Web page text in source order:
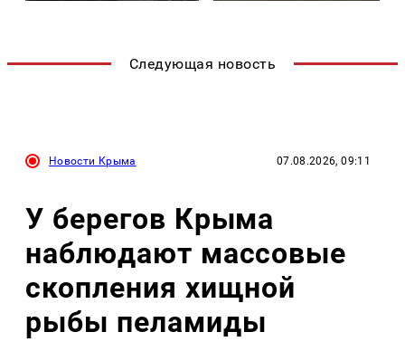
Следующая новость
Новости Крыма 07.08.2026, 09:11
У берегов Крыма
наблюдают массовые
скопления хищной
рыбы пеламиды